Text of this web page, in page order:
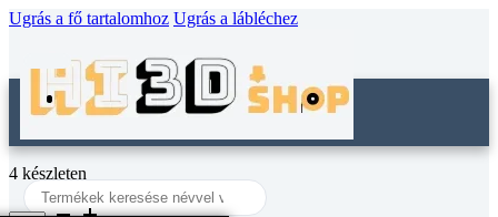
Ugrás a fő tartalomhoz Ugrás a lábléchez
Search
...
4 készleten
V6